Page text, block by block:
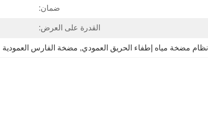
ضمان:
القدرة على العرض:
نظام مضخة مياه إطفاء الحريق العمودي, مضخة الفارس العمودية